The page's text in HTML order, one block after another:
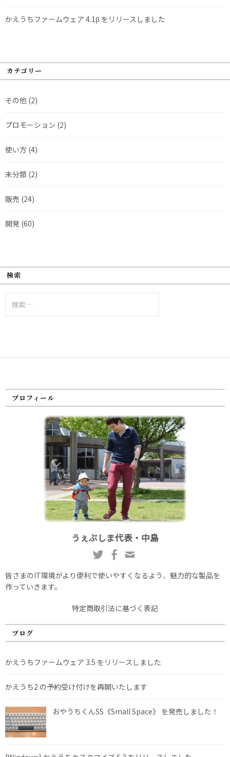
かえうちファームウェア 4.1β をリリースしました
カテゴリー
その他 (2)
プロモーション (2)
使い方 (4)
未分類 (2)
販売 (24)
開発 (60)
検索
索:
プロフィール
うぇぶしま代表・中島
皆さまのIT環境がより便利で使いやすくなるよう、魅力的な製品を
作っていきます。
特定商取引法に基づく表記
ブログ
かえうちファームウェア 3.5 をリリースしました
かえうち2 の予約受け付けを再開いたします
おやうちくんSS《Small Space》 を発売しました！